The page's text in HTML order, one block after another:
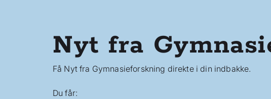
Nyt fra
Få Nyt fra Gymnasieforskning direkte i din indbakke.
Du får: